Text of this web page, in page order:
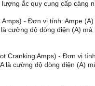
ắc quy cung cấp càng
Amps) - Đơn vị tính: Ampe (A)
cường độ dòng điện (A)
Cranking Amps) - Đơn vị
là cường độ dòng điện (A)